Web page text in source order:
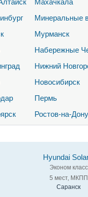
Махачкала
Минеральные
Мурманск
Набережные
Нижний
Новосибирск
Пермь
Ростов-на-Дону
Hyundai
Эконом класс
5 мест, МКПП
Саранск